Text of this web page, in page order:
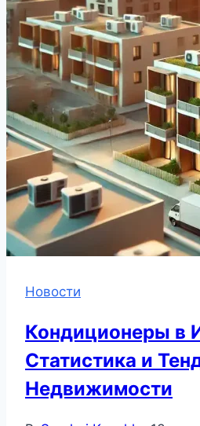
Новости
Кондиционеры в
Статистика и
Недвижимости